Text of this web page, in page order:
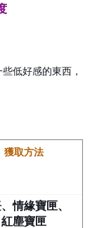
低好感的東西，
獲取方法
情緣寶匣、
紅塵寶匣